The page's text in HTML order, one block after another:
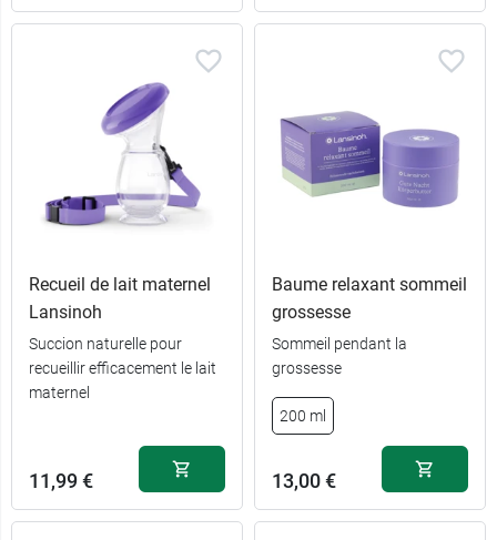
25 sachets
12,49 €
Recueil de lait maternel
Lansinoh
Succion naturelle pour
recueillir efficacement le lait
maternel
11,99 €
Baume relaxant sommeil
grossesse
Sommeil pendant la
grossesse
200 ml
13,00 €